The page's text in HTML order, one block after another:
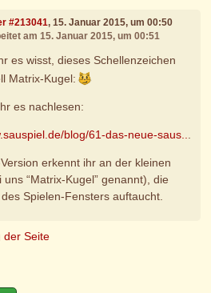
#213041, 15. Januar 2015, um 00:50
am 15. Januar 2015, um 00:51
es wisst, dieses Schellenzeichen
Matrix-Kugel:
es nachlesen:
blog/61-das-neue-saus..
erkennt ihr an der kleinen
uns “Matrix-Kugel” genannt), die
Spielen-Fensters auftaucht.
der Seite